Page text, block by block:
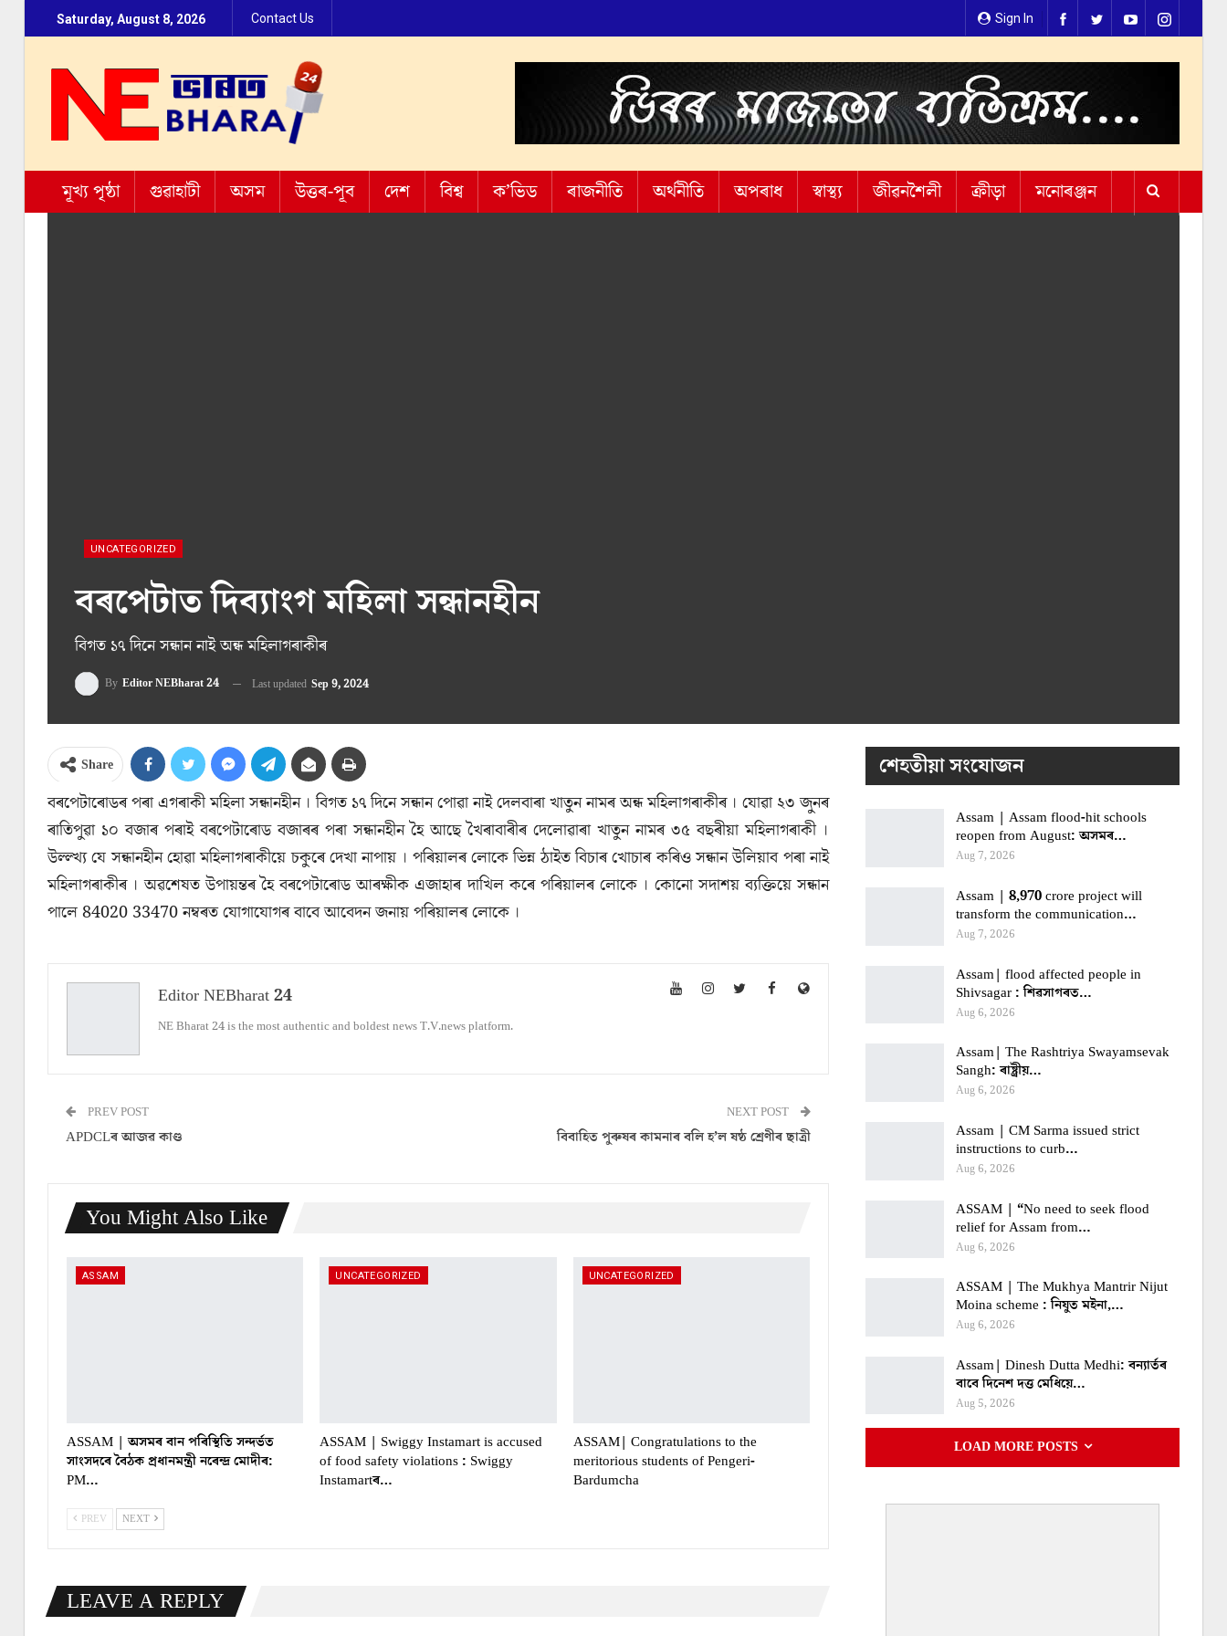
Sign In
Saturday, August 8, 2026 Contact Us
মূখ্য পৃষ্ঠা গুৱাহাটী অসম উত্তৰ-পূব দেশ বিশ্ব ক’ভিড ৰাজনীতি অৰ্থনীতি অপৰাধ স্বাস্থ্য জীৱনশৈলী ক্ৰীড়া মনোৰঞ্জন
UNCATEGORIZED
বৰপেটাত দিব্যাংগ মহিলা সন্ধানহীন
বিগত ১৭ দিনে সন্ধান নাই অন্ধ মহিলাগৰাকীৰ
By Editor NEBharat 24 Last updated Sep 9, 2024
Share
বৰপেটাৰোডৰ পৰা এগৰাকী মহিলা সন্ধানহীন । বিগত ১৭ দিনে সন্ধান পোৱা নাই দেলবাৰা খাতুন নামৰ অন্ধ মহিলাগৰাকীৰ । যোৱা ২৩ জুনৰ
ৰাতিপুৱা ১০ বজাৰ পৰাই বৰপেটাৰোড বজাৰৰ পৰা সন্ধানহীন হৈ আছে খৈৰাবাৰীৰ দেলোৱাৰা খাতুন নামৰ ৩৫ বছৰীয়া মহিলাগৰাকী ।
উল্ল্খ্য যে সন্ধানহীন হোৱা মহিলাগৰাকীয়ে চকুৰে দেখা নাপায় । পৰিয়ালৰ লোকে ভিন্ন ঠাইত বিচাৰ খোচাৰ কৰিও সন্ধান উলিয়াব পৰা নাই
মহিলাগৰাকীৰ । অৱশেষত উপায়ন্তৰ হৈ বৰপেটাৰোড আৰক্ষীক এজাহাৰ দাখিল কৰে পৰিয়ালৰ লোকে । কোনো সদাশয় ব্যক্তিয়ে সন্ধান
পালে 84020 33470 নম্বৰত যোগাযোগৰ বাবে আবেদন জনায় পৰিয়ালৰ লোকে ।
Editor NEBharat 24
NE Bharat 24 is the most authentic and boldest news T.V.news platform.
PREV POST
APDCLৰ আজৱ কাণ্ড
NEXT POST
বিবাহিত পুৰুষৰ কামনাৰ বলি হ’ল ষষ্ঠ শ্ৰেণীৰ ছাত্ৰী
You Might Also Like
ASSAM
ASSAM | অসমৰ বান পৰিস্থিতি সন্দৰ্ভত
সাংসদৰে বৈঠক প্ৰধানমন্ত্ৰী নৰেন্দ্ৰ মোদীৰ:
PM…
UNCATEGORIZED
ASSAM | Swiggy Instamart is accused
of food safety violations : Swiggy
Instamartৰ…
UNCATEGORIZED
ASSAM| Congratulations to the
meritorious students of Pengeri-
Bardumcha
PREV NEXT
LEAVE A REPLY
শেহতীয়া সংযোজন
Assam | Assam flood-hit schools
reopen from August: অসমৰ…
Aug 7, 2026
Assam | 8,970 crore project will
transform the communication…
Aug 7, 2026
Assam| flood affected people in
Shivsagar : শিৱসাগৰত…
Aug 6, 2026
Assam| The Rashtriya Swayamsevak
Sangh: ৰাষ্ট্ৰীয়…
Aug 6, 2026
Assam | CM Sarma issued strict
instructions to curb…
Aug 6, 2026
ASSAM | “No need to seek flood
relief for Assam from…
Aug 6, 2026
ASSAM | The Mukhya Mantrir Nijut
Moina scheme : নিযুত মইনা,…
Aug 6, 2026
Assam| Dinesh Dutta Medhi: বন্যাৰ্তৰ
বাবে দিনেশ দত্ত মেধিয়ে…
Aug 5, 2026
LOAD MORE POSTS